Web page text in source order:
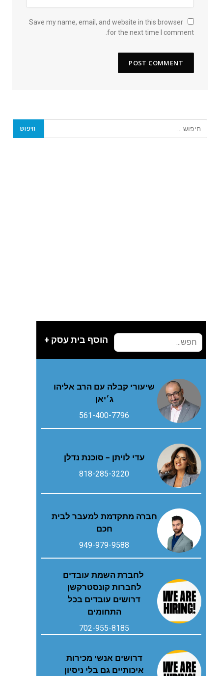
Save my name, email, and website in this browser
for the next time I comment.
הוסף בית עסק +
שיעורי קבלה עם הרב אליהו
ג׳יאן
561-400-7796
עדי לויתן – סוכנת נדלן
818-285-3220
חברה מתקדמת למעבר לבית
חכם
949-979-9588
לחברת השמת עובדים
לחברות קונסטרקשן
דרושים עובדים בכל
התחומים
702-955-8185
דרושים אנשי מכירות
איכותיים גם בלי ניסיון